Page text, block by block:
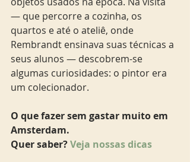
— que percorre a cozinha, os
quartos e até o ateliê, onde
Rembrandt ensinava suas técnicas a
seus alunos — descobrem-se
algumas curiosidades: o pintor era
um colecionador.
O que fazer sem gastar muito em
Amsterdam.
Quer saber? Veja nossas dicas